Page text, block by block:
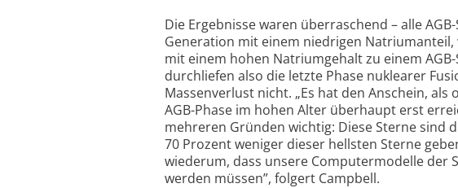
Die Ergebnisse waren überraschend – alle
Generation mit einem niedrigen
mit einem hohen Natriumgehalt zu einem
durchliefen also die letzte Phase nuklearer
Massenverlust nicht. „Es hat den Anschein,
AGB-Phase im hohen Alter überhaupt erst
mehreren Gründen wichtig: Diese Sterne sind
70 Prozent weniger dieser hellsten Sterne
wiederum, dass unsere Computermodelle
werden müssen”, folgert Campbell.